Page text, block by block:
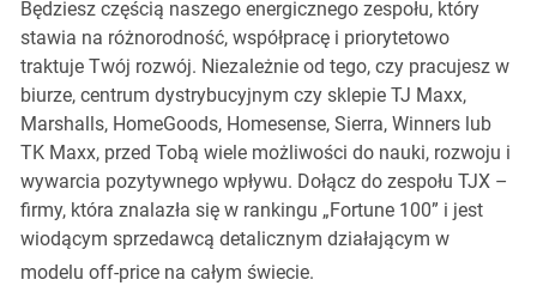
Będziesz częścią naszego energicznego zespołu, który
stawia na różnorodność, współpracę i priorytetowo
traktuje Twój rozwój. Niezależnie od tego, czy pracujesz w
biurze, centrum dystrybucyjnym czy sklepie TJ Maxx,
Marshalls, HomeGoods, Homesense, Sierra, Winners lub
TK Maxx, przed Tobą wiele możliwości do nauki, rozwoju i
wywarcia pozytywnego wpływu. Dołącz do zespołu TJX –
firmy, która znalazła się w rankingu „Fortune 100” i jest
wiodącym sprzedawcą detalicznym działającym w
modelu off-price na całym świecie.